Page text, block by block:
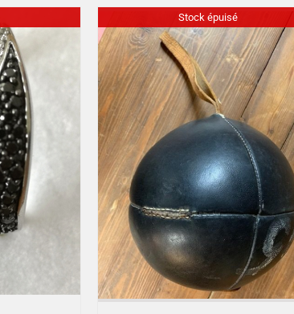
Stock épuisé